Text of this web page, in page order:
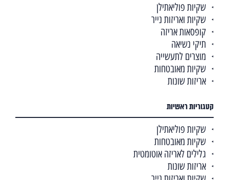
שקיות פוליאתילן
שקיות ואריזות נייר
קופסאות אריזה
תיקי נשיאה
מוצרים לתעשייה
שקיות מאובטחות
אריזות שונות
קטגוריות ראשיות
שקיות פוליאתילן
שקיות מאובטחות
גלילים לאריזה אוטומטית
אריזות שונות